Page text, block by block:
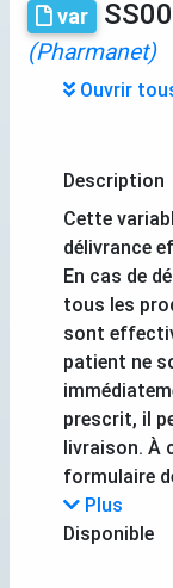
var
(Pharmanet)
Ouvrir
Description
Cette
délivrance
En cas de
tous les
sont
patient ne
prescrit, il
livraison. À
formulaire
Plus
Disponible